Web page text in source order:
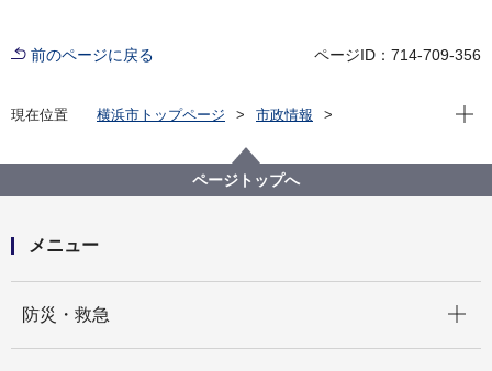
前のページに戻る ページID：714-709-356
現在位置 横浜市トップページ
市政情報
＼サッカーをしながら、楽しく学ぼう／ 「生物多様性
×サッカーin南スポーツセンター」を開催します！
現在
ページトップへ
メニュー
防災・救急